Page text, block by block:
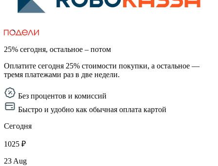
25% сегодня, остальное – потом
Оплатите сегодня 25% стоимости покупки, а остальное —
тремя платежами раз в две недели.
Без процентов и комиссий
Быстро и удобно как обычная оплата картой
Сегодня
1025 ₽
23 Aug